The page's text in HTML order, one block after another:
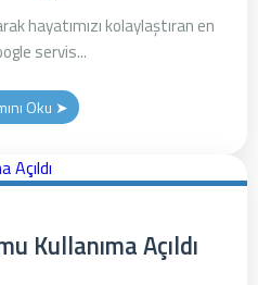
hayatımızı kolaylaştıran en
servis...
Oku ➤
Kullanıma Açıldı